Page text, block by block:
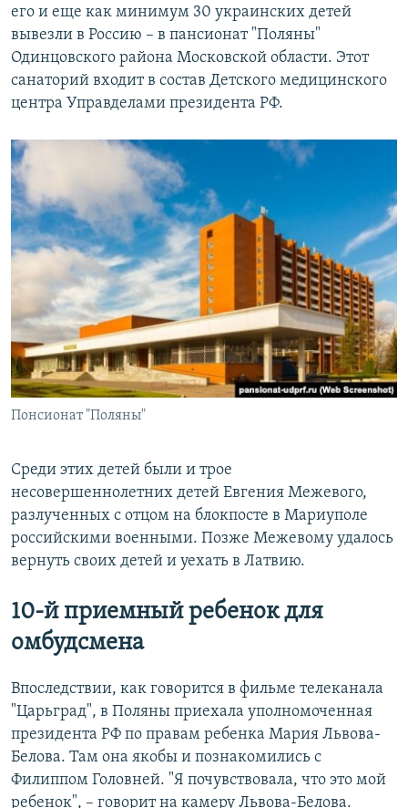
его и еще как минимум 30 украинских детей
вывезли в Россию – в пансионат "Поляны"
Одинцовского района Московской области. Этот
санаторий входит в состав Детского медицинского
центра Управделами президента РФ.
Понсионат "Поляны"
Среди этих детей были и трое
несовершеннолетних детей Евгения Межевого,
разлученных с отцом на блокпосте в Мариуполе
российскими военными. Позже Межевому удалось
вернуть своих детей и уехать в Латвию.
10-й приемный ребенок для
омбудсмена
Впоследствии, как говорится в фильме телеканала
"Царьград", в Поляны приехала уполномоченная
президента РФ по правам ребенка Мария Львова-
Белова. Там она якобы и познакомились с
Филиппом Головней. "Я почувствовала, что это мой
ребенок", – говорит на камеру Львова-Белова.